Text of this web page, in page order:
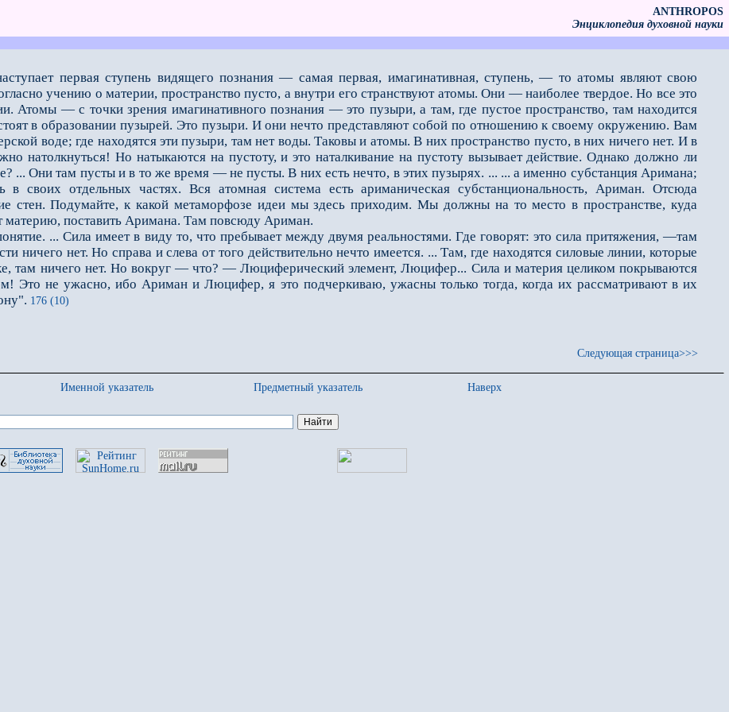
ANTHROPOS
Энциклопедия духовной науки
первая ступень видящего познания — самая первая, имагинативная, ступень, — то атомы являют свою
учению о материи, пространство пусто, а внутри его странствуют атомы. Они — наиболее твердое. Но все это
Атомы — с точки зрения имагинативного познания — это пузыри, а там, где пустое пространство, там находится
в образовании пузырей. Это пузыри. И они нечто представляют собой по отношению к своему окружению. Вам
воде; где находятся эти пузыри, там нет воды. Таковы и атомы. В них пространство пусто, в них ничего нет. И в
натолкнуться! Но натыкаются на пустоту, и это наталкивание на пустоту вызывает действие. Однако должно ли
... Они там пусты и в то же время — не пусты. В них есть нечто, в этих пузырях. ... ... а именно субстанция Аримана;
в своих отдельных частях. Вся атомная система есть ариманическая субстанциональность, Ариман. Отсюда
стен. Подумайте, к какой метаморфозе идеи мы здесь приходим. Мы должны на то место в пространстве, куда
материю, поставить Аримана. Там повсюду Ариман.
... Сила имеет в виду то, что пребывает между двумя реальностями. Где говорят: это сила притяжения, —там
ничего нет. Но справа и слева от того действительно нечто имеется. ... Там, где находятся силовые линии, которые
там ничего нет. Но вокруг — что? — Люциферический элемент, Люцифер... Сила и материя целиком покрываются
Это не ужасно, ибо Ариман и Люцифер, я это подчеркиваю, ужасны только тогда, когда их рассматривают в их
176 (10)
Следующая страница>>>
Именной указатель Предметный указатель
Наверх